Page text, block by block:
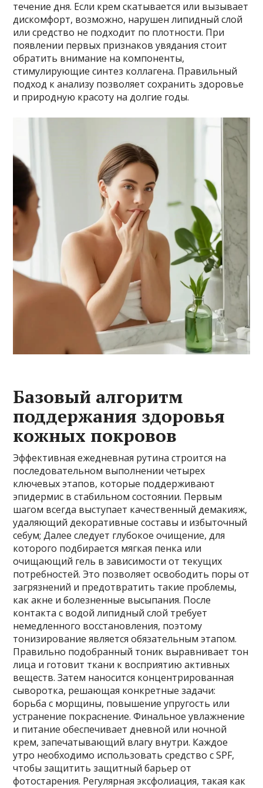
течение дня. Если крем скатывается или вызывает
дискомфорт, возможно, нарушен липидный слой
или средство не подходит по плотности. При
появлении первых признаков увядания стоит
обратить внимание на компоненты,
стимулирующие синтез коллагена. Правильный
подход к анализу позволяет сохранить здоровье
и природную красоту на долгие годы.
Базовый алгоритм
поддержания здоровья
кожных покровов
Эффективная ежедневная рутина строится на
последовательном выполнении четырех
ключевых этапов, которые поддерживают
эпидермис в стабильном состоянии. Первым
шагом всегда выступает качественный демакияж,
удаляющий декоративные составы и избыточный
себум; Далее следует глубокое очищение, для
которого подбирается мягкая пенка или
очищающий гель в зависимости от текущих
потребностей. Это позволяет освободить поры от
загрязнений и предотвратить такие проблемы,
как акне и болезненные высыпания. После
контакта с водой липидный слой требует
немедленного восстановления, поэтому
тонизирование является обязательным этапом.
Правильно подобранный тоник выравнивает тон
лица и готовит ткани к восприятию активных
веществ. Затем наносится концентрированная
сыворотка, решающая конкретные задачи:
борьба с морщины, повышение упругость или
устранение покраснение. Финальное увлажнение
и питание обеспечивает дневной или ночной
крем, запечатывающий влагу внутри. Каждое
утро необходимо использовать средство с SPF,
чтобы защитить защитный барьер от
фотостарения. Регулярная эксфолиация, такая как